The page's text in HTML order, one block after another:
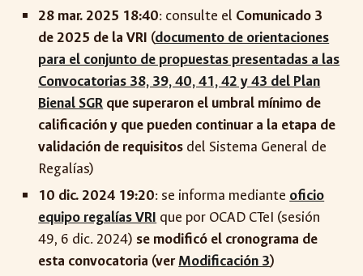
28 mar. 2025 18:40: consulte el Comunicado 3
de 2025 de la VRI (documento de orientaciones
para el conjunto de propuestas presentadas a las
Convocatorias 38, 39, 40, 41, 42 y 43 del Plan
Bienal SGR que superaron el umbral mínimo de
calificación y que pueden continuar a la etapa de
validación de requisitos del Sistema General de
Regalías)
10 dic. 2024 19:20: se informa mediante oficio
equipo regalías VRI que por OCAD CTeI (sesión
49, 6 dic. 2024) se modificó el cronograma de
esta convocatoria (verModificación 3)